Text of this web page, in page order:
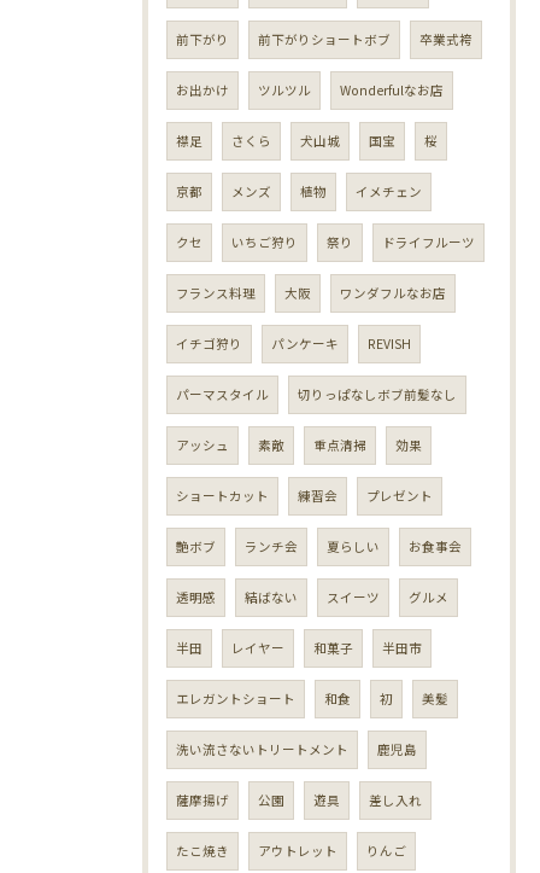
前下がり 前下がりショートボブ 卒業式袴
お出かけ ツルツル Wonderfulなお店
襟足 さくら 犬山城 国宝 桜
京都 メンズ 植物 イメチェン
クセ いちご狩り 祭り ドライフルーツ
フランス料理 大阪 ワンダフルなお店
イチゴ狩り パンケーキ REVISH
パーマスタイル 切りっぱなしボブ前髪なし
アッシュ 素敵 重点清掃 効果
ショートカット 練習会 プレゼント
艶ボブ ランチ会 夏らしい お食事会
透明感 結ばない スイーツ グルメ
半田 レイヤー 和菓子 半田市
エレガントショート 和食 初 美髪
洗い流さないトリートメント 鹿児島
薩摩揚げ 公園 遊具 差し入れ
たこ焼き アウトレット りんご